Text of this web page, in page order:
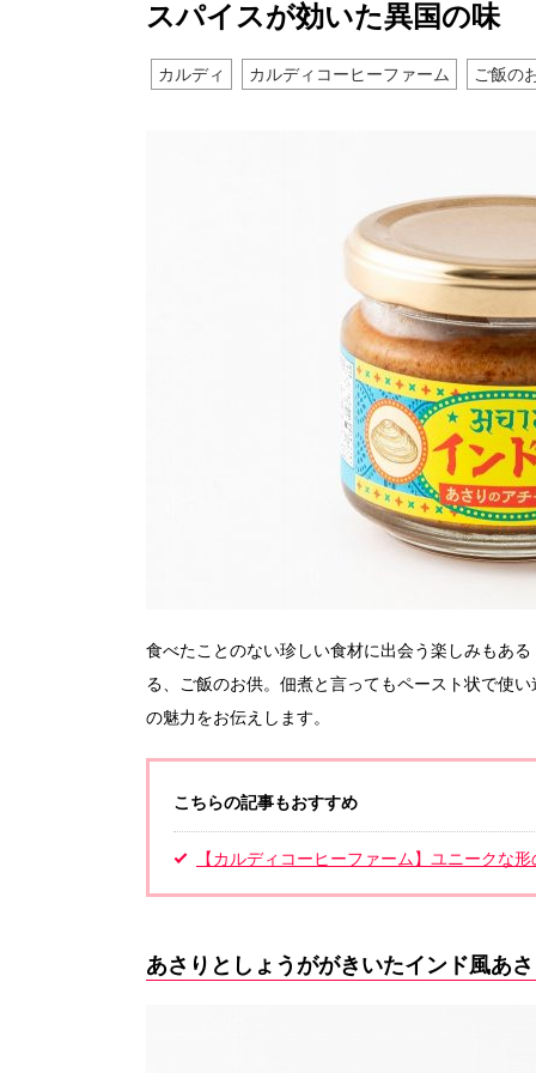
スパイスが効いた異国の味
カルディ カルディコーヒーファーム ご飯の
食べたことのない珍しい食材に出会う楽しみもあ
る、ご飯のお供。佃煮と言ってもペースト状で使
の魅力をお伝えします。
こちらの記事もおすすめ
【カルディコーヒーファーム】ユニークな
あさりとしょうががきいたインド風あ